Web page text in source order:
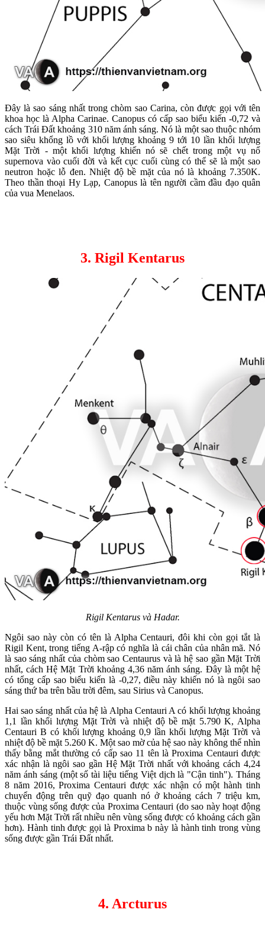
Đây là sao sáng nhất trong chòm sao Carina, còn được gọi với tên
khoa học là Alpha Carinae. Canopus có cấp sao biểu kiến -0,72 và
cách Trái Đất khoảng 310 năm ánh sáng. Nó là một sao thuộc nhóm
sao siêu khổng lồ với khối lượng khoảng 9 tới 10 lần khối lượng
Mặt Trời - một khối lượng khiến nó sẽ chết trong một vụ nổ
supernova vào cuối đời và kết cục cuối cùng có thể sẽ là một sao
neutron hoặc lỗ đen. Nhiệt độ bề mặt của nó là khoảng 7.350K.
Theo thần thoại Hy Lạp, Canopus là tên người cầm đầu đạo quân
của vua Menelaos.
3. Rigil Kentarus
Rigil Kentarus và Hadar.
Ngôi sao này còn có tên là Alpha Centauri, đôi khi còn gọi tắt là
Rigil Kent, trong tiếng A-rập có nghĩa là cái chân của nhân mã. Nó
là sao sáng nhất của chòm sao Centaurus và là hệ sao gần Mặt Trời
nhất, cách Hệ Mặt Trời khoảng 4,36 năm ánh sáng. Đây là một hệ
có tổng cấp sao biểu kiến là -0,27, điều này khiến nó là ngôi sao
sáng thứ ba trên bầu trời đêm, sau Sirius và Canopus.
Hai sao sáng nhất của hệ là Alpha Centauri A có khối lượng khoảng
1,1 lần khối lượng Mặt Trời và nhiệt độ bề mặt 5.790 K, Alpha
Centauri B có khối lượng khoảng 0,9 lần khối lượng Mặt Trời và
nhiệt độ bề mặt 5.260 K. Một sao mờ của hệ sao này không thể nhìn
thấy bằng mắt thường có cấp sao 11 tên là Proxima Centauri được
xác nhận là ngôi sao gần Hệ Mặt Trời nhất với khoảng cách 4,24
năm ánh sáng (một số tài liệu tiếng Việt dịch là "Cận tinh"). Tháng
8 năm 2016, Proxima Centauri được xác nhận có một hành tinh
chuyển động trên quỹ đạo quanh nó ở khoảng cách 7 triệu km,
thuộc vùng sống được của Proxima Centauri (do sao này hoạt động
yếu hơn Mặt Trời rất nhiều nên vùng sống được có khoảng cách gần
hơn). Hành tinh được gọi là Proxima b này là hành tinh trong vùng
sống được gần Trái Đất nhất.
4. Arcturus